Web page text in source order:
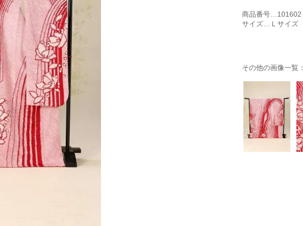
商品番号…101602
サイズ…Ｌサイズ
その他の画像一覧：